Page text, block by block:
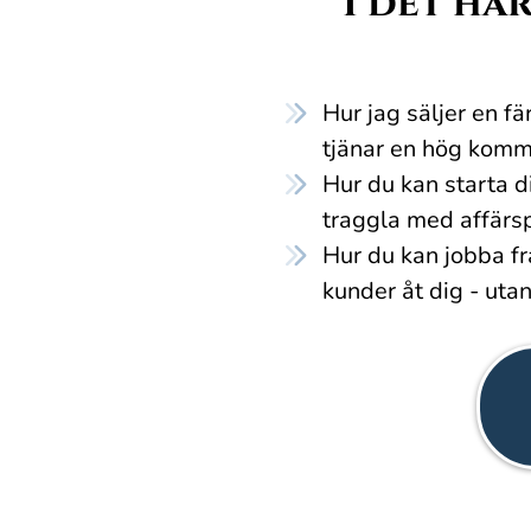
Hur jag säljer en
tjänar en hög
Hur du kan starta
traggla med
Hur du kan jobba
kunder åt dig -